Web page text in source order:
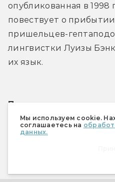
Мы используем cookie.
соглашаетесь на
данных.
опубликованная в 1998
повествует о
пришельцев-
лингвистки Луизы
их язык.
Почему казалось, что
экранизировать: